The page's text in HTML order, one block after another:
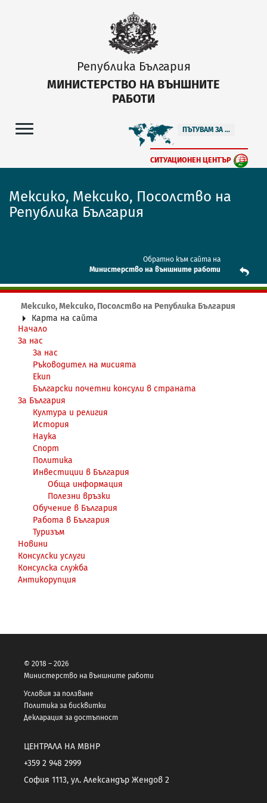
Република България
МИНИСТЕРСТВО НА ВЪНШНИТЕ
РАБОТИ
ПЪТУВАМ ЗА ...
СИТУАЦИОНЕН ЦЕНТЪР
Мексико, Мексико, Посолство на
Република България
Обратно към сайта на
Mинистерство на външните работи
Мексико, Мексико, Посолство на Република България
Карта на сайта
Начало
За нас
За нас
Ръководител на мисията
Екип
Български почетни консули в страната
За България
Култура и религия
История
Наука
Спорт
Политика
Инвестиции в България
Обща информация
Полезни връзки
Обучение в България
Работа в България
Туризъм
Новини
Консулски услуги
Консулска служба
Антикорупция
© 2018 – 2026
Министерство на външните работи
Условия за ползване
Политика за бисквитки
Декларация за достъпност
ЦЕНТРАЛА НА МВНР
+359 2 948 2999
София 1113, ул. Александър Жендов 2